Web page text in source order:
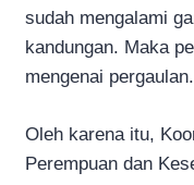
sudah mengalami
kandungan. Maka
mengenai pergaulan.
Oleh karena itu,
Perempuan dan